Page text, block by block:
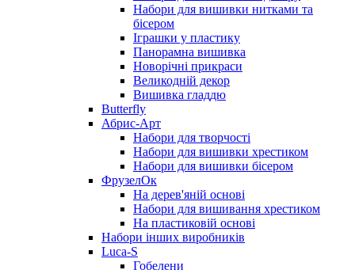
Набори для вишивки нитками та
бісером
Іграшки у пластику
Панорамна вишивка
Новорічні прикраси
Великодній декор
Вишивка гладдю
Butterfly
Абрис-Арт
Набори для творчості
Набори для вишивки хрестиком
Набори для вишивки бісером
ФрузелОк
На дерев'яній основі
Набори для вишивання хрестиком
На пластиковій основі
Набори інших виробників
Luca-S
Гобелени